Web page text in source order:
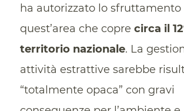
ha autorizzato lo sfruttamento
quest’area che copre circa il
territorio nazionale. La
attività estrattive sarebbe
“totalmente opaca” con gravi